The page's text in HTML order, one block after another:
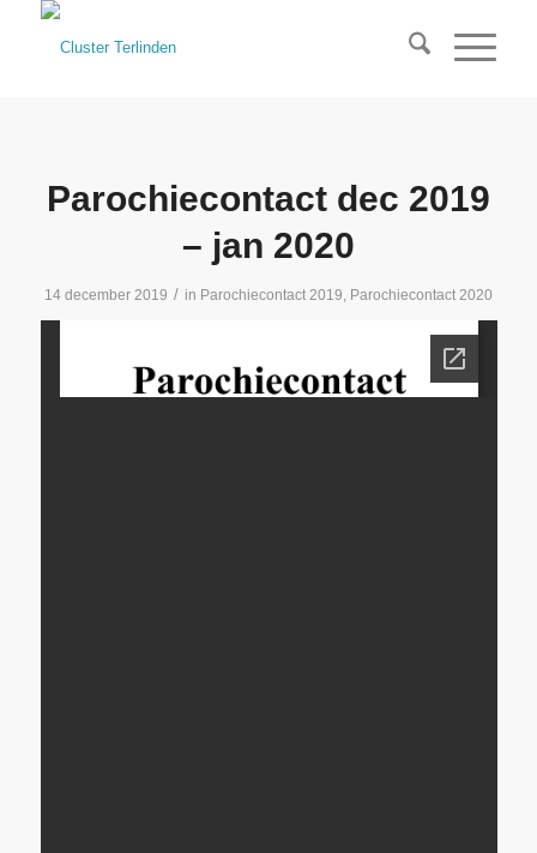
Parochiecontact dec 2019
– jan 2020
14 december 2019 / in Parochiecontact 2019, Parochiecontact 2020